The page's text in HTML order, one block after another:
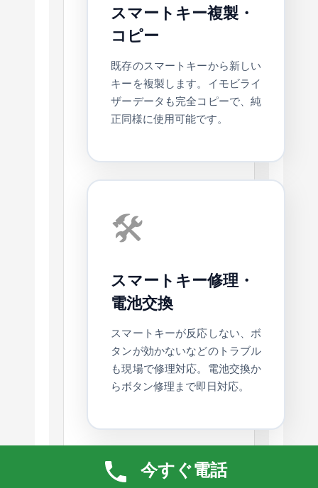
スマートキー複製・
コピー
既存のスマートキーから新しい
キーを複製します。イモビライ
ザーデータも完全コピーで、純
正同様に使用可能です。
🛠️
スマートキー修理・
電池交換
スマートキーが反応しない、ボ
タンが効かないなどのトラブル
も現場で修理対応。電池交換か
らボタン修理まで即日対応。
今すぐ電話